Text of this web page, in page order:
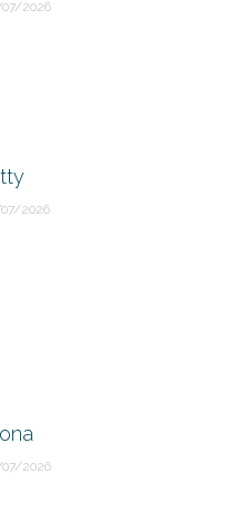
2026
2026
2026